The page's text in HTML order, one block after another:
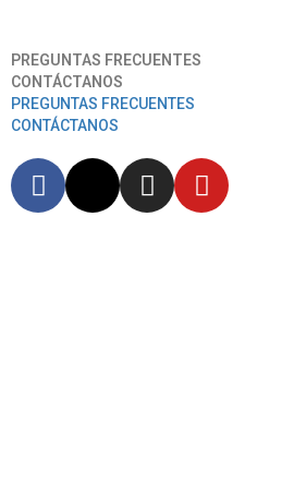
PREGUNTAS FRECUENTES
CONTÁCTANOS
PREGUNTAS FRECUENTES
CONTÁCTANOS